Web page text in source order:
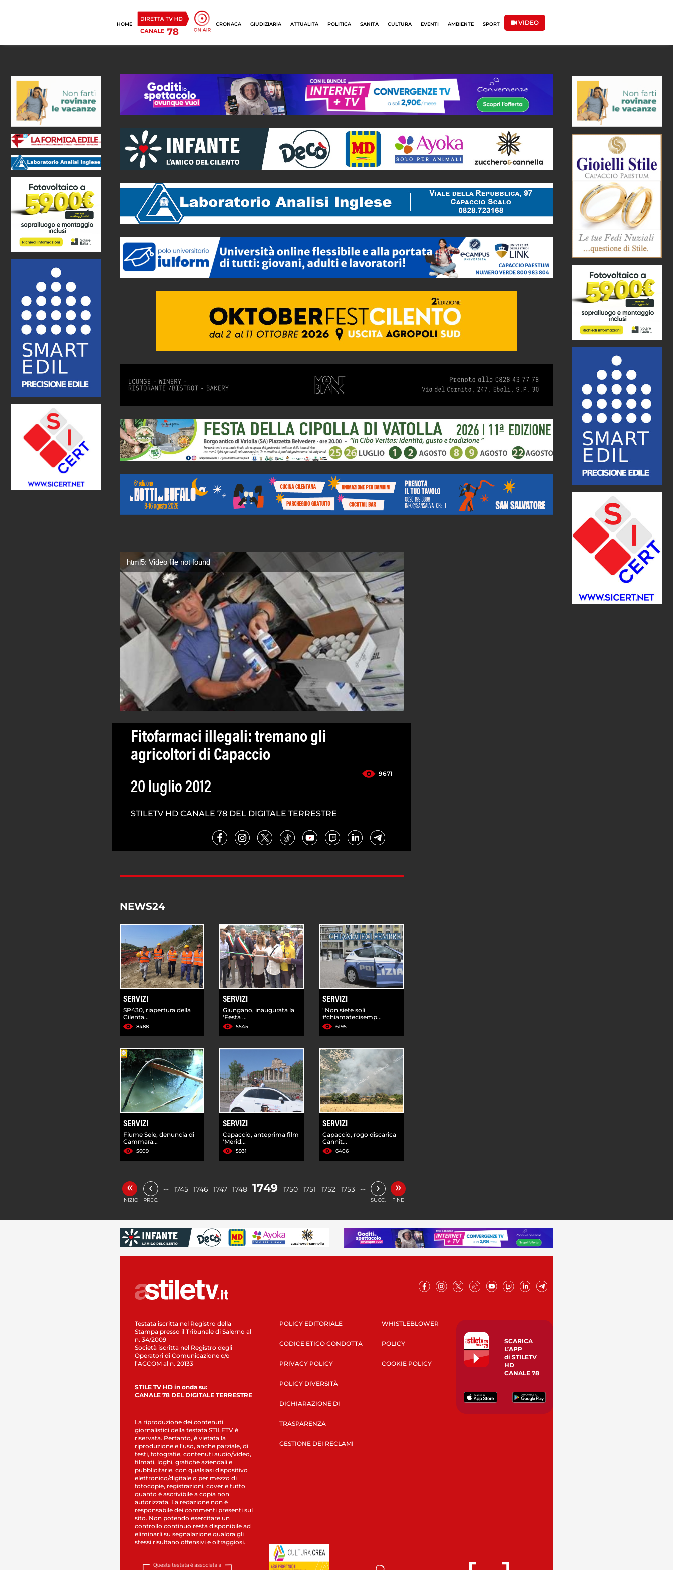
HOME CRONACA GIUDIZIARIA ATTUALITÀ POLITICA SANITÀ CULTURA EVENTI AMBIENTE SPORT VIDEO
html5: Video file not found
Fitofarmaci illegali: tremano gli
agricoltori di Capaccio
9671
20 luglio 2012
STILETV HD CANALE 78 DEL DIGITALE TERRESTRE
NEWS24
SERVIZI
SP430, riapertura della
Cilenta...
8488
SERVIZI
Giungano, inaugurata la
'Festa ...
5545
SERVIZI
“Non siete soli
#chiamatecisemp...
6195
SERVIZI
Fiume Sele, denuncia di
Cammara...
5609
SERVIZI
Capaccio, anteprima film
'Merid...
5931
SERVIZI
Capaccio, rogo discarica
Cannit...
6406
«
INIZIO
‹
PREC.
… 1745 1746 1747 1748 1749 1750 1751 1752 1753 … ›
SUCC.
»
FINE
Testata iscritta nel Registro della
Stampa presso il Tribunale di Salerno al
n. 34/2009
Società iscritta nel Registro degli
Operatori di Comunicazione c/o
l’AGCOM al n. 20133
STILE TV HD in onda su:
CANALE 78 DEL DIGITALE TERRESTRE
La riproduzione dei contenuti
giornalistici della testata STILETV è
riservata. Pertanto, è vietata la
riproduzione e l’uso, anche parziale, di
testi, fotografie, contenuti audio/video,
filmati, loghi, grafiche aziendali e
pubblicitarie, con qualsiasi dispositivo
elettronico/digitale o per mezzo di
fotocopie, registrazioni, cover e tutto
quanto è ascrivibile a copia non
autorizzata. La redazione non è
responsabile dei commenti presenti sul
sito. Non potendo esercitare un
controllo continuo resta disponibile ad
eliminarli su segnalazione qualora gli
stessi risultano offensivi e oltraggiosi.
POLICY EDITORIALE
CODICE ETICO CONDOTTA
PRIVACY POLICY
POLICY DIVERSITÀ
DICHIARAZIONE DI
TRASPARENZA
GESTIONE DEI RECLAMI
WHISTLEBLOWER
POLICY
COOKIE POLICY
SCARICA
L’APP
di STILETV
HD
CANALE 78